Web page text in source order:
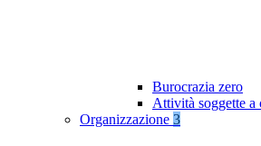
Burocrazia zero
Attività soggette a
Organizzazione 3